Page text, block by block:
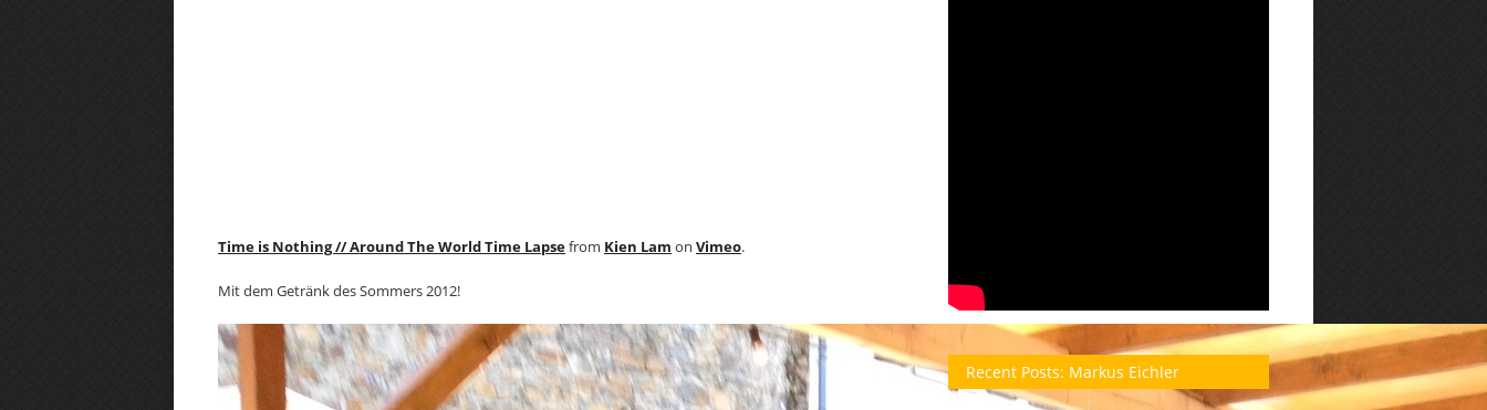
Time is Nothing // Around The World Time Lapsefrom Kien Lam on Vimeo.
Mit dem Getränk des Sommers 2012!
Recent Posts: Markus Eichler